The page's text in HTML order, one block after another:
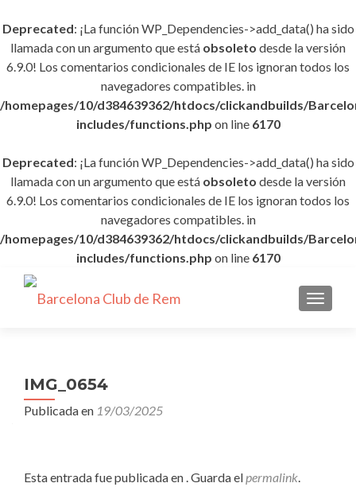
Deprecated: ¡La función WP_Dependencies->add_data() ha sido
llamada con un argumento que está obsoleto desde la versión
6.9.0! Los comentarios condicionales de IE los ignoran todos los
navegadores compatibles. in
/homepages/10/d384639362/htdocs/clickandbuilds/
includes/functions.php on line 6170
Deprecated: ¡La función WP_Dependencies->add_data() ha sido
llamada con un argumento que está obsoleto desde la versión
6.9.0! Los comentarios condicionales de IE los ignoran todos los
navegadores compatibles. in
/homepages/10/d384639362/htdocs/clickandbuilds/
includes/functions.php on line 6170
IMG_0654
Publicada en 19/03/2025
Esta entrada fue publicada en . Guarda elpermalink.